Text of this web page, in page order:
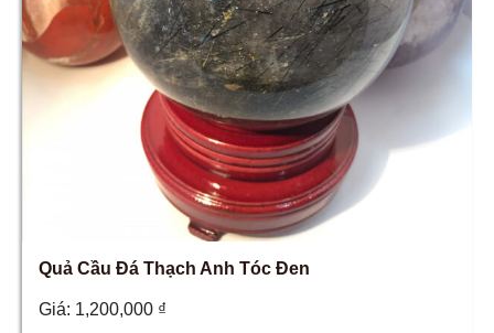
Quả Cầu Đá Thạch Anh Tóc Đen
Giá: 1,200,000 ₫